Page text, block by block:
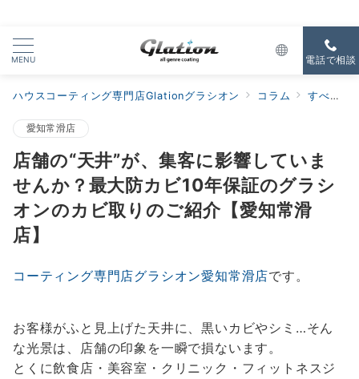
MENU 電話で相談
ハウスコーティング専門店Glationグラシオン コラム すべての新着
愛知常滑店
店舗の“天井”が、集客に影響していま
せんか？最大防カビ10年保証のグラシ
オンのカビ取りのご紹介【愛知常滑
店】
コーティング専門店グラシオン愛知常滑店です。
お客様がふと見上げた天井に、黒いカビやシミ…そん
な光景は、店舗の印象を一瞬で損ないます。
とくに飲食店・美容室・クリニック・フィットネスジ